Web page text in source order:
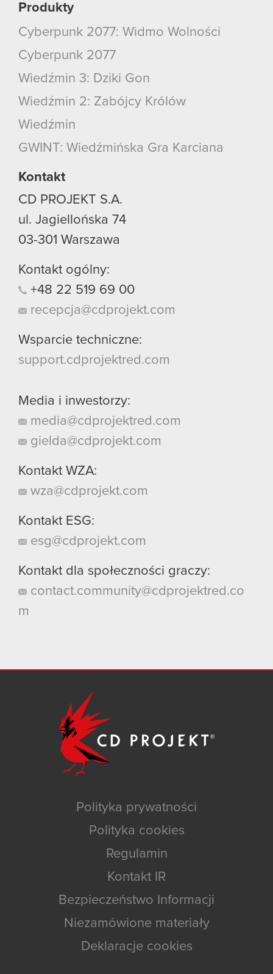
Produkty
Cyberpunk 2077: Widmo Wolności
Cyberpunk 2077
Wiedźmin 3: Dziki Gon
Wiedźmin 2: Zabójcy Królów
Wiedźmin
GWINT: Wiedźmińska Gra Karciana
Kontakt
CD PROJEKT S.A.
ul. Jagiellońska 74
03-301 Warszawa
Kontakt ogólny:
+48 22 519 69 00
recepcja@cdprojekt.com
Wsparcie techniczne:
support.cdprojektred.com
Media i inwestorzy:
media@cdprojektred.com
gielda@cdprojekt.com
Kontakt WZA:
wza@cdprojekt.com
Kontakt ESG:
esg@cdprojekt.com
Kontakt dla społeczności graczy:
contact.community@cdprojektred.co
m
Polityka prywatności
Polityka cookies
Regulamin
Kontakt IR
Bezpieczeństwo Informacji
Niezamówione materiały
Deklaracje cookies